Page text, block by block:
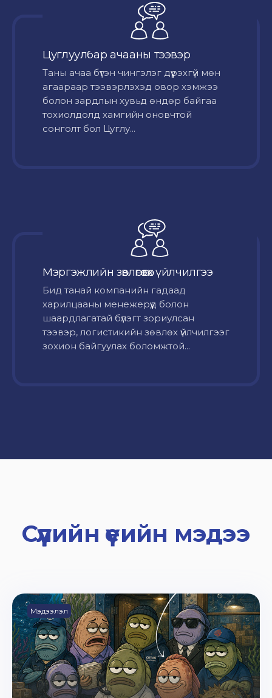
Цуглуулбар ачааны тээвэр
Таны ачаа бүтэн чингэлэг дүүрэхгүй мөн
агаараар тээвэрлэхэд овор хэмжээ
болон зардлын хувьд өндөр байгаа
тохиолдолд хамгийн оновчтой
сонголт бол Цуглу...
Мэргэжлийн зөвлөгөө өгөх үйлчилгээ
Бид танай компанийн гадаад
харилцааны менежерүүд болон
шаардлагатай бүлэгт зориулсан
тээвэр, логистикийн зөвлөх үйлчилгээг
зохион байгуулах боломжтой...
Сүүлийн үеийн мэдээ
Мэдээлэл